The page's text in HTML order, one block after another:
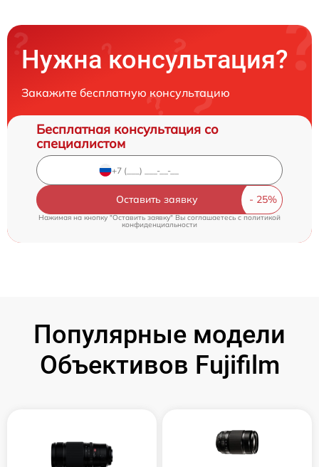
Нужна консультация?
Закажите бесплатную консультацию
Бесплатная консультация со
специалистом
Оставить заявку
Нажимая на кнопку "Оставить заявку" Вы соглашаетесь c политикой
конфиденциальности
Популярные модели
Объективов Fujifilm